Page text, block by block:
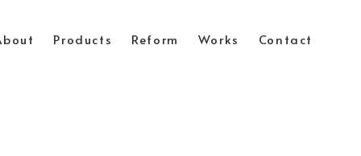
Products Reform Works Contact